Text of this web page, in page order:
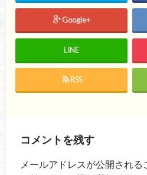
Google+
LINE
RSS
コメントを残す
メールアドレスが公開される